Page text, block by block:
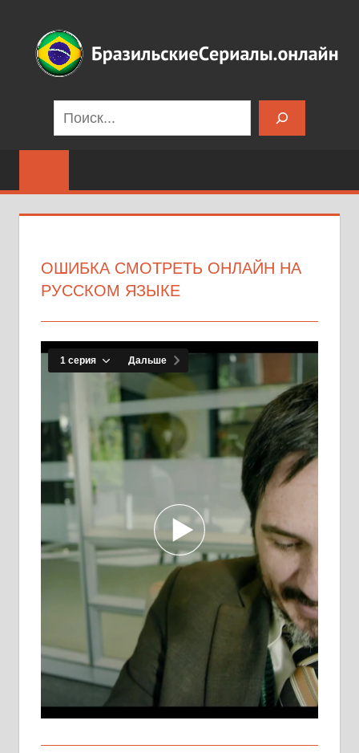
содержимому
сериалы
ОШИБКА СМОТРЕТЬ ОНЛАЙН НА
РУССКОМ ЯЗЫКЕ